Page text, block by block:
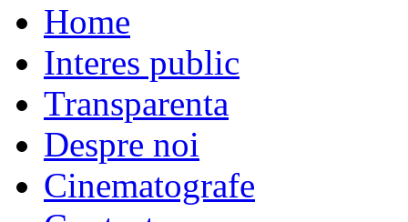
Home
Interes public
Transparenta
Despre noi
Cinematografe